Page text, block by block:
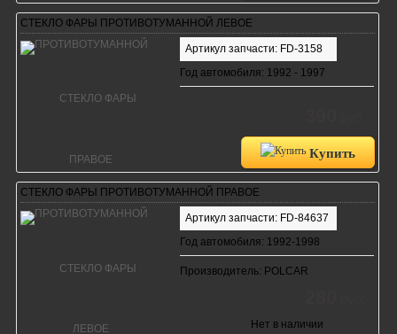
СТЕКЛО ФАРЫ ПРОТИВОТУМАННОЙ ЛЕВОЕ
Артикул запчасти: FD-3158
Год автомобиля: 1992 - 1997
Купить
СТЕКЛО ФАРЫ ПРОТИВОТУМАННОЙ ПРАВОЕ
Артикул запчасти: FD-84637
Год автомобиля: 1992-1998
Производитель: POLCAR
Нет в наличии